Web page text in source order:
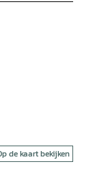
de kaart bekijken